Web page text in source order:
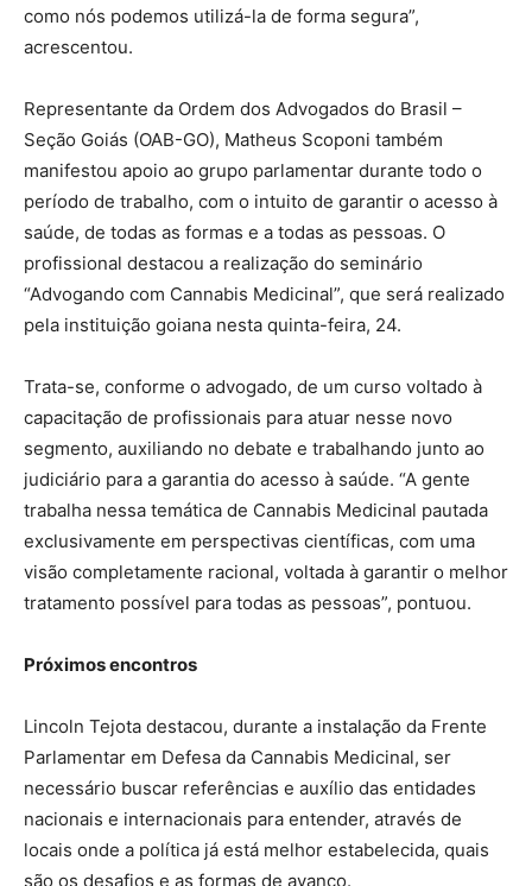
como nós podemos utilizá-la de forma segura”,
acrescentou.
Representante da Ordem dos Advogados do Brasil –
Seção Goiás (OAB-GO), Matheus Scoponi também
manifestou apoio ao grupo parlamentar durante todo o
período de trabalho, com o intuito de garantir o acesso à
saúde, de todas as formas e a todas as pessoas. O
profissional destacou a realização do seminário
“Advogando com Cannabis Medicinal”, que será realizado
pela instituição goiana nesta quinta-feira, 24.
Trata-se, conforme o advogado, de um curso voltado à
capacitação de profissionais para atuar nesse novo
segmento, auxiliando no debate e trabalhando junto ao
judiciário para a garantia do acesso à saúde. “A gente
trabalha nessa temática de Cannabis Medicinal pautada
exclusivamente em perspectivas científicas, com uma
visão completamente racional, voltada à garantir o melhor
tratamento possível para todas as pessoas”, pontuou.
Próximos encontros
Lincoln Tejota destacou, durante a instalação da Frente
Parlamentar em Defesa da Cannabis Medicinal, ser
necessário buscar referências e auxílio das entidades
nacionais e internacionais para entender, através de
locais onde a política já está melhor estabelecida, quais
são os desafios e as formas de avanço.